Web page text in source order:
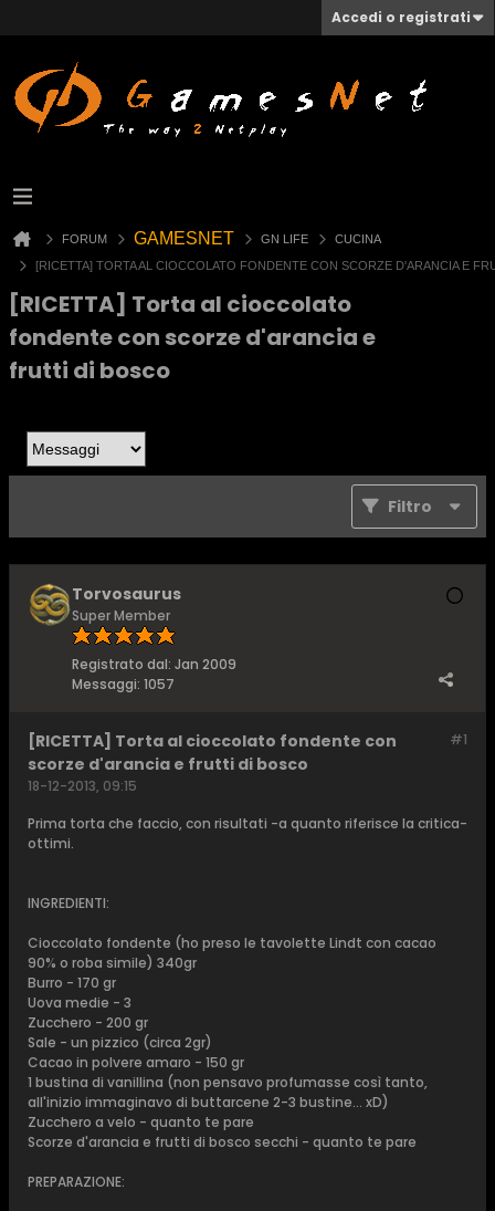
Accedi o registrati
FORUM GAMESNET GN LIFE
CUCINA
[RICETTA] TORTA AL CIOCCOLATO FONDENTE CON SCORZE D'ARANCIA E
[RICETTA] Torta al cioccolato
fondente con scorze d'arancia e
frutti di bosco
Filtro
Torvosaurus
Super Member
Registrato dal: Jan 2009
Messaggi: 1057
#1
[RICETTA] Torta al cioccolato fondente con
scorze d'arancia e frutti di bosco
18-12-2013, 09:15
Prima torta che faccio, con risultati -a quanto riferisce la critica-
ottimi.
INGREDIENTI:
Cioccolato fondente (ho preso le tavolette Lindt con cacao
90% o roba simile) 340gr
Burro - 170 gr
Uova medie - 3
Zucchero - 200 gr
Sale - un pizzico (circa 2gr)
Cacao in polvere amaro - 150 gr
1 bustina di vanillina (non pensavo profumasse così tanto,
all'inizio immaginavo di buttarcene 2-3 bustine... xD)
Zucchero a velo - quanto te pare
Scorze d'arancia e frutti di bosco secchi - quanto te pare
PREPARAZIONE: